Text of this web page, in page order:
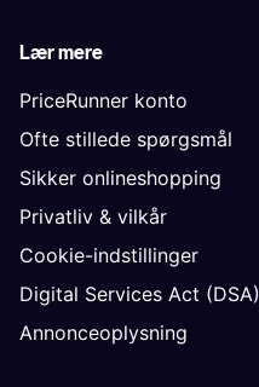
Lær mere
PriceRunner konto
Ofte stillede spørgsmål
Sikker onlineshopping
Privatliv & vilkår
Cookie-indstillinger
Digital Services Act (DSA)
Annonceoplysning